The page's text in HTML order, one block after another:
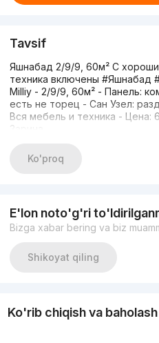
Tavsif
Яшнабад 2/9/9, 60м² С
техника включены #Яшнабад
Milliy - 2/9/9, 60м² - Панель:
есть не торец - Сан Узел:
Вся мебель и техника - Цена:
Зарина
Ko'proq
E'lon noto'g'ri
Bizga xabar bering va biz
Shikoyat qiling
Ko'rib chiqish va baholash